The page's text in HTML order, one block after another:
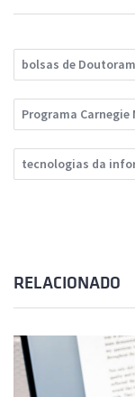
bolsas de
Programa
tecnologias da
RELACIONADO